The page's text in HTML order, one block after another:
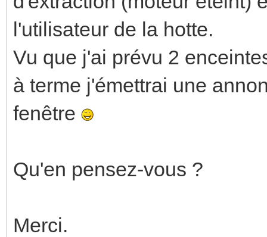
l'utilisateur de la hotte.
Vu que j'ai prévu 2
à terme j'émettrai une
fenêtre
Qu'en pensez-vous ?
Merci.